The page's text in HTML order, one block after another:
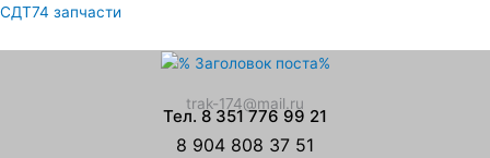
Перейти
СДТ74 запчасти
trak-174@mail.ru
Тел. 8 351 776 99 21
8 904 808 37 51
Искать: